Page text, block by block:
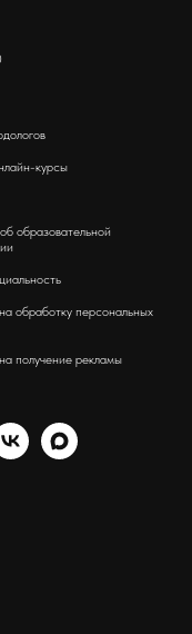
курсы
образовательной
обработку персональных
получение рекламы